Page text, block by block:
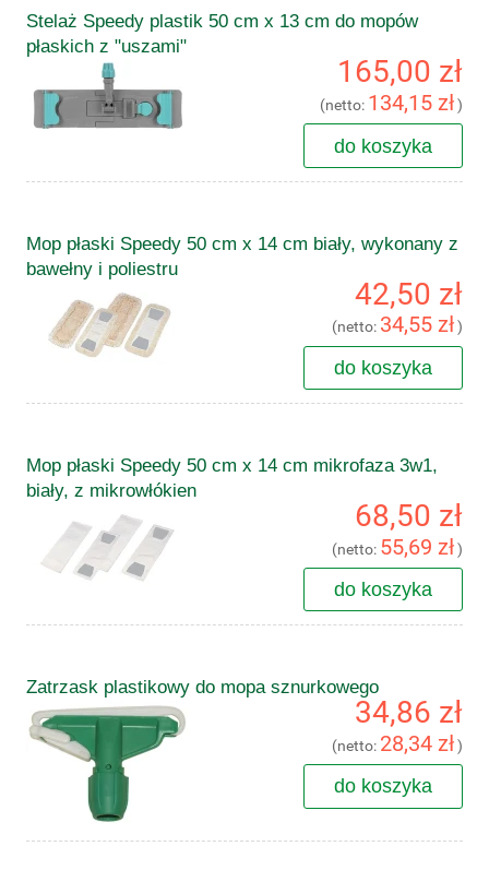
Stelaż Speedy plastik 50 cm x 13 cm do mopów
płaskich z "uszami"
165,00 zł
(netto: 134,15 zł)
do koszyka
Mop płaski Speedy 50 cm x 14 cm biały, wykonany z
bawełny i poliestru
42,50 zł
(netto: 34,55 zł)
do koszyka
Mop płaski Speedy 50 cm x 14 cm mikrofaza 3w1,
biały, z mikrowłókien
68,50 zł
(netto: 55,69 zł)
do koszyka
Zatrzask plastikowy do mopa sznurkowego
34,86 zł
(netto: 28,34 zł)
do koszyka